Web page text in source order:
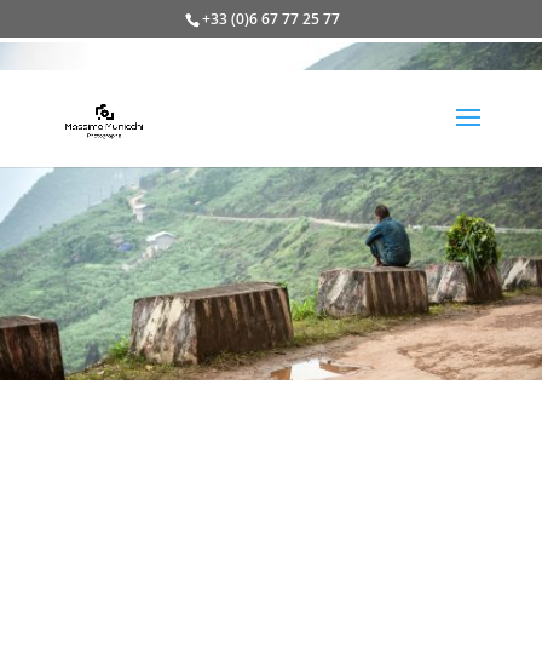
+33 (0)6 67 77 25 77